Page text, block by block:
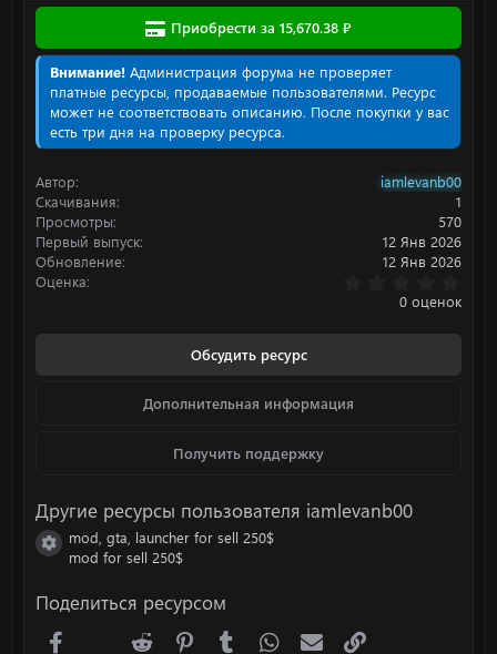
а
ц
и
:
Приобрести за 15,670.38 ₽
Внимание! Администрация форума не проверяет
платные ресурсы, продаваемые пользователями. Ресурс
может не соответствовать описанию. После покупки у вас
есть три дня на проверку ресурса.
Автор
iamlevanb00
Скачивания
1
Просмотры
570
Первый выпуск
12 Янв 2026
Обновление
12 Янв 2026
Оценка
.
0
0 оценок
Обсудить ресурс
Дополнительная информация
Получить поддержку
Другие ресурсы пользователя iamlevanb00
Иконка ресурса
mod, gta, launcher for sell 250$
mod for sell 250$
Поделиться ресурсом
FacebookX (Twitter)
Reddit PinterestTumblr WhatsAppЭлектронная почта